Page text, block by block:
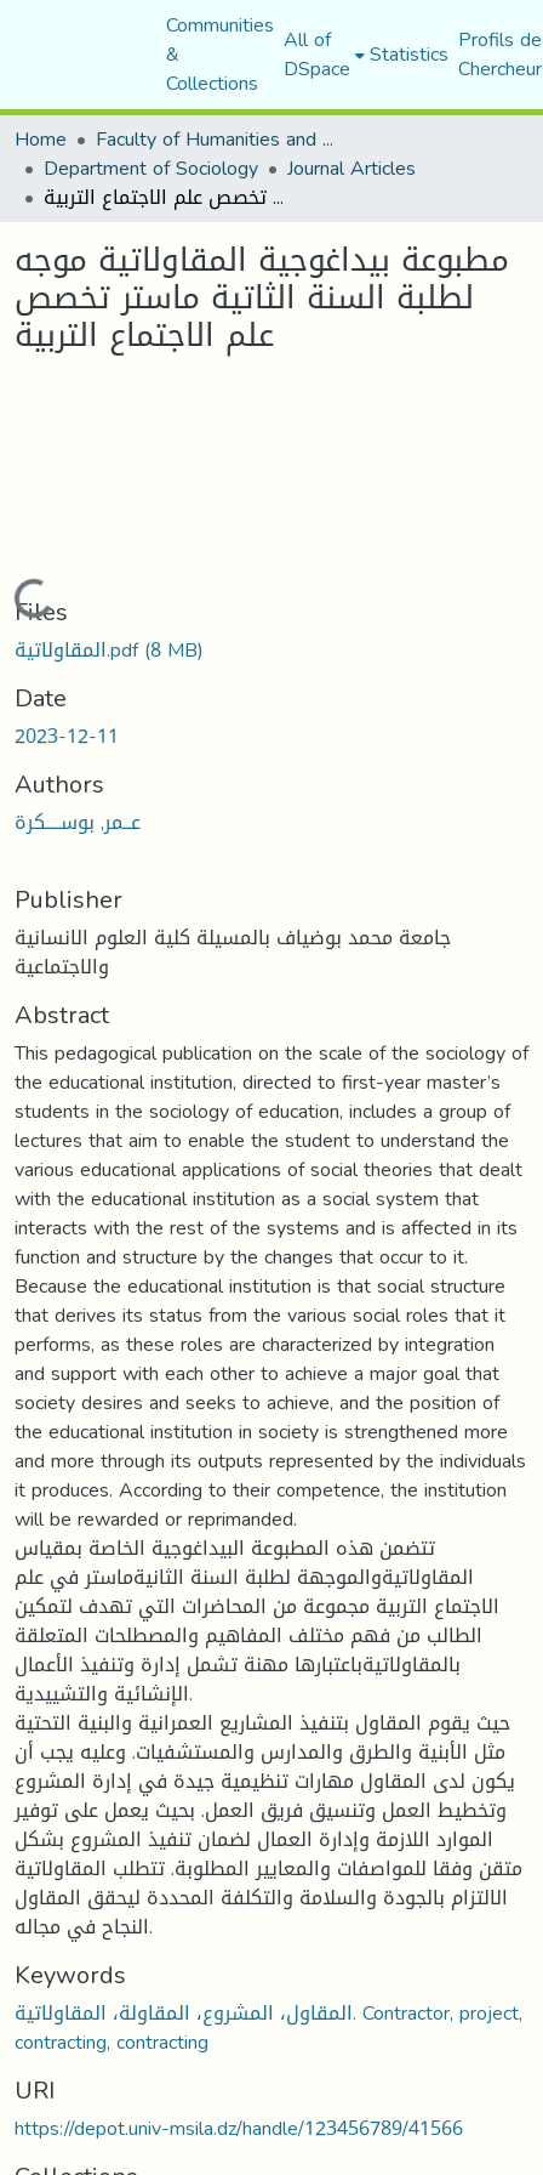
Communities
&
Collections
All of
DSpace Statistics Profils
Home
Faculty of Humanities and Social Sciences
Department of Sociology Journal Articles
مطبوعة بيداغوجية المقاولاتية موجه لطلبة السنة الثاتية ماستر تخصص علم الاجتماع التربية
مطبوعة بيداغوجية المقاولاتية موجه
لطلبة السنة الثاتية ماستر تخصص
علم الاجتماع التربية
Loading...
Files
المقاولاتية.pdf(8 MB)
Date
2023-12-11
Authors
عــمر, بوســــكرة
Publisher
جامعة محمد بوضياف بالمسيلة كلية العلوم الانسانية
والاجتماعية
Abstract
This pedagogical publication on the scale of the sociology of
the educational institution, directed to first-year master’s
students in the sociology of education, includes a group of
lectures that aim to enable the student to understand the
various educational applications of social theories that dealt
with the educational institution as a social system that
interacts with the rest of the systems and is affected in its
function and structure by the changes that occur to it.
Because the educational institution is that social structure
that derives its status from the various social roles that it
performs, as these roles are characterized by integration
and support with each other to achieve a major goal that
society desires and seeks to achieve, and the position of
the educational institution in society is strengthened more
and more through its outputs represented by the individuals
it produces. According to their competence, the institution
will be rewarded or reprimanded.
تتضمن هذه المطبوعة البيداغوجية الخاصة بمقياس
المقاولاتيةوالموجهة لطلبة السنة الثانيةماستر في علم
الاجتماع التربية مجموعة من المحاضرات التي تهدف لتمكين
الطالب من فهم مختلف المفاهيم والمصطلحات المتعلقة
بالمقاولاتيةباعتبارها مهنة تشمل إدارة وتنفيذ الأعمال
الإنشائية والتشييدية.
حيث يقوم المقاول بتنفيذ المشاريع العمرانية والبنية التحتية
مثل الأبنية والطرق والمدارس والمستشفيات. وعليه يجب أن
يكون لدى المقاول مهارات تنظيمية جيدة في إدارة المشروع
وتخطيط العمل وتنسيق فريق العمل. بحيث يعمل على توفير
الموارد اللازمة وإدارة العمال لضمان تنفيذ المشروع بشكل
متقن وفقا للمواصفات والمعايير المطلوبة. تتطلب المقاولاتية
الالتزام بالجودة والسلامة والتكلفة المحددة ليحقق المقاول
النجاح في مجاله.
Keywords
المقاول، المشروع، المقاولة، المقاولاتية. Contractor, project,
contracting, contracting
URI
https://depot.univ-msila.dz/handle/123456789/41566